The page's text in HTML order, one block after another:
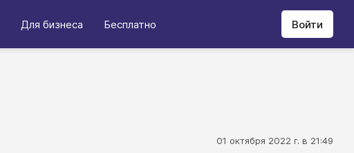
Для бизнеса Бесплатно Войти
01 октября 2022 г. в 21:49